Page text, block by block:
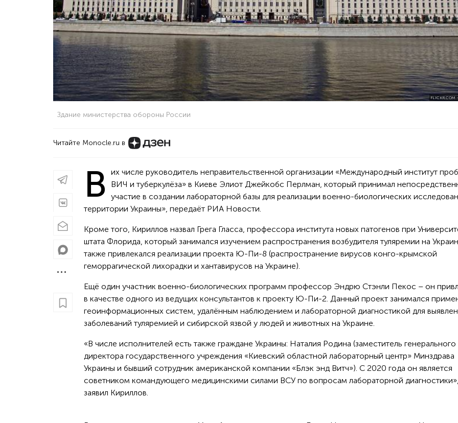
Здание министерства обороны России
Читайте Monocle.ru в
В
их числе руководитель неправительственной организации «Международный институт
ВИЧ и туберкулёза» в Киеве Элиот Джейкобс Перлман, который принимал
участие в создании лабораторной базы для реализации военно-биологических
территории Украины», передаёт РИА Новости.
Кроме того, Кириллов назвал Грега Гласса, профессора института новых патогенов при
штата Флорида, который занимался изучением распространения возбудителя туляремии на
также привлекался реализации проекта Ю-Пи-8 (распространение вирусов конго-крымской
геморрагической лихорадки и хантавирусов на Украине).
Ещё один участник военно-биологических программ профессор Эндрю Стэнли Пекос – он
в качестве одного из ведущих консультантов к проекту Ю-Пи-2. Данный проект занимался
геоинформационных систем, удалённым наблюдением и лабораторной диагностикой для
заболеваний туляремией и сибирской язвой у людей и животных на Украине.
«В числе исполнителей есть также граждане Украины: Наталия Родина (заместитель генерального
директора государственного учреждения «Киевский областной лабораторный центр» Минздрава
Украины и бывший сотрудник американской компании «Блэк энд Витч»). С 2020 года он является
советником командующего медицинскими силами ВСУ по вопросам лабораторной
заявил Кириллов.